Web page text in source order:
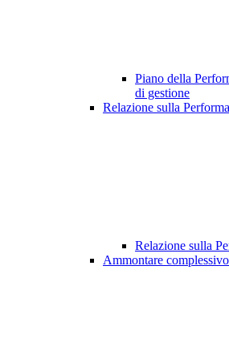
Piano della
di gestione
Relazione sulla
Relazione sulla
Ammontare